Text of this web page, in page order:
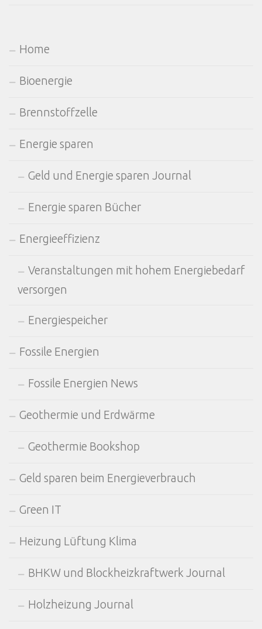
Home
Bioenergie
Brennstoffzelle
Energie sparen
Geld und Energie sparen Journal
Energie sparen Bücher
Energieeffizienz
Veranstaltungen mit hohem Energiebedarf
versorgen
Energiespeicher
Fossile Energien
Fossile Energien News
Geothermie und Erdwärme
Geothermie Bookshop
Geld sparen beim Energieverbrauch
Green IT
Heizung Lüftung Klima
BHKW und Blockheizkraftwerk Journal
Holzheizung Journal